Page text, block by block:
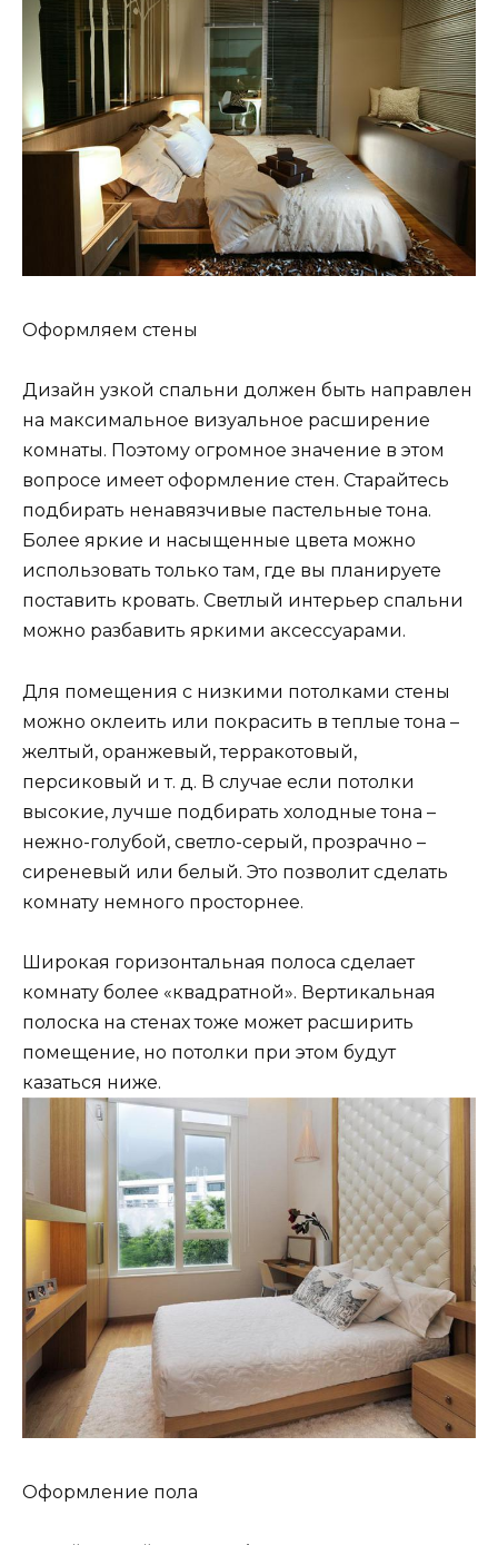
Оформляем стены
Дизайн узкой спальни должен быть направлен
на максимальное визуальное расширение
комнаты. Поэтому огромное значение в этом
вопросе имеет оформление стен. Старайтесь
подбирать ненавязчивые пастельные тона.
Более яркие и насыщенные цвета можно
использовать только там, где вы планируете
поставить кровать. Светлый интерьер спальни
можно разбавить яркими аксессуарами.
Для помещения с низкими потолками стены
можно оклеить или покрасить в теплые тона –
желтый, оранжевый, терракотовый,
персиковый и т. д. В случае если потолки
высокие, лучше подбирать холодные тона –
нежно-голубой, светло-серый, прозрачно –
сиреневый или белый. Это позволит сделать
комнату немного просторнее.
Широкая горизонтальная полоса сделает
комнату более «квадратной». Вертикальная
полоска на стенах тоже может расширить
помещение, но потолки при этом будут
казаться ниже.
Оформление пола